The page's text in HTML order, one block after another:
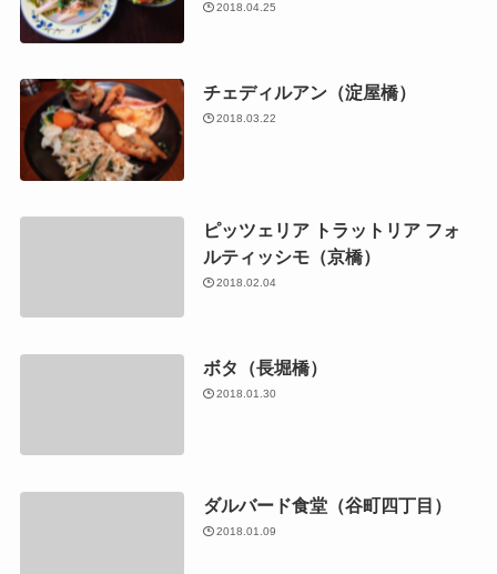
2018.04.25
チェディルアン（淀屋橋）
2018.03.22
ピッツェリア トラットリア フォ
ルティッシモ（京橋）
2018.02.04
ボタ（長堀橋）
2018.01.30
ダルバード食堂（谷町四丁目）
2018.01.09